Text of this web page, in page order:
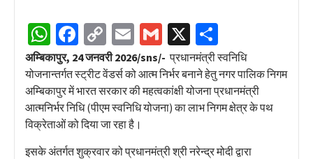
WhatsApp
Facebook
Copy
Link
EmailGmail
X
अम्बिकापुर, 24 जनवरी 2026/sns/- प्रधानमंत्री स्वनिधि
योजनान्तर्गत स्ट्रीट वेंडर्स को आत्म निर्भर बनाने हेतु नगर पालिक निगम
अम्बिकापुर में भारत सरकार की महत्वकांक्षी योजना प्रधानमंत्री
आत्मनिर्भर निधि (पीएम स्वनिधि योजना) का लाभ निगम क्षेत्र के पथ
विक्रेताओं को दिया जा रहा है।
इसके अंतर्गत शुक्रवार को प्रधानमंत्री श्री नरेन्द्र मोदी द्वारा